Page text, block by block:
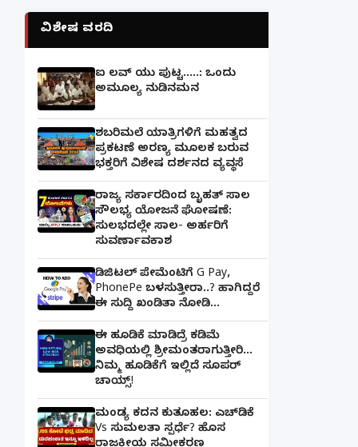
ವಿಶೇಷ ವರದಿ
ಐ ಲವ್ ಯು ಪುಟ್ಟ.....: ಒಂದು
ಅಮೂಲ್ಯ ನುಡಿನಮನ
ಶಬರಿಮಲೆ ಯಾತ್ರಿಗಳಿಗೆ ಮಹತ್ವದ
ಪ್ರಕಟಣೆ ಅರಣ್ಯ ಮೂಲಕ ಬರುವ
ಭಕ್ತರಿಗೆ ವಿಶೇಷ ದರ್ಶನದ ವ್ಯವಸ್ಥೆ
ರಾಜ್ಯ ಸರ್ಕಾರದಿಂದ ಬೃಹತ್ ಸಾಲ
ಸೌಲಭ್ಯ ಯೋಜನೆ ಘೋಷಣೆ:
ಸುಲಭದಲ್ಲೇ ಸಾಲ- ಅರ್ಹರಿಗೆ
ಸುವರ್ಣಾವಕಾಶ
ಡಿಜಿಟಲ್ ಪೇಮೆಂಟಿಗೆ G Pay,
PhonePe ಬಳಸುತ್ತೀರಾ..? ಹಾಗಿದ್ದರೆ
ಈ ಸುದ್ದಿ ಖಂಡಿತಾ ನೋಡಿ...
ಈ ಹೂಡಿಕೆ ಮಾಡಿದ್ರೆ ಕಡಿಮೆ
ಅವಧಿಯಲ್ಲಿ ಶ್ರೀಮಂತರಾಗುತ್ತೀರಿ...
ನಿಮ್ಮ ಹೂಡಿಕೆಗೆ ಇಲ್ಲಿದೆ ಸೂಪರ್
ಚಾಯ್ಸ್‌!
ಮಂಡ್ಯ ಕದನ ಕುತೂಹಲ: ಎಚ್‌ಡಿಕೆ
Vs ಸುಮಲತಾ ಸ್ಪರ್ಧೆ? ಹೊಸ